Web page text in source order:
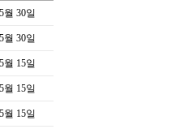
5월 30일
5월 30일
5월 15일
5월 15일
5월 15일